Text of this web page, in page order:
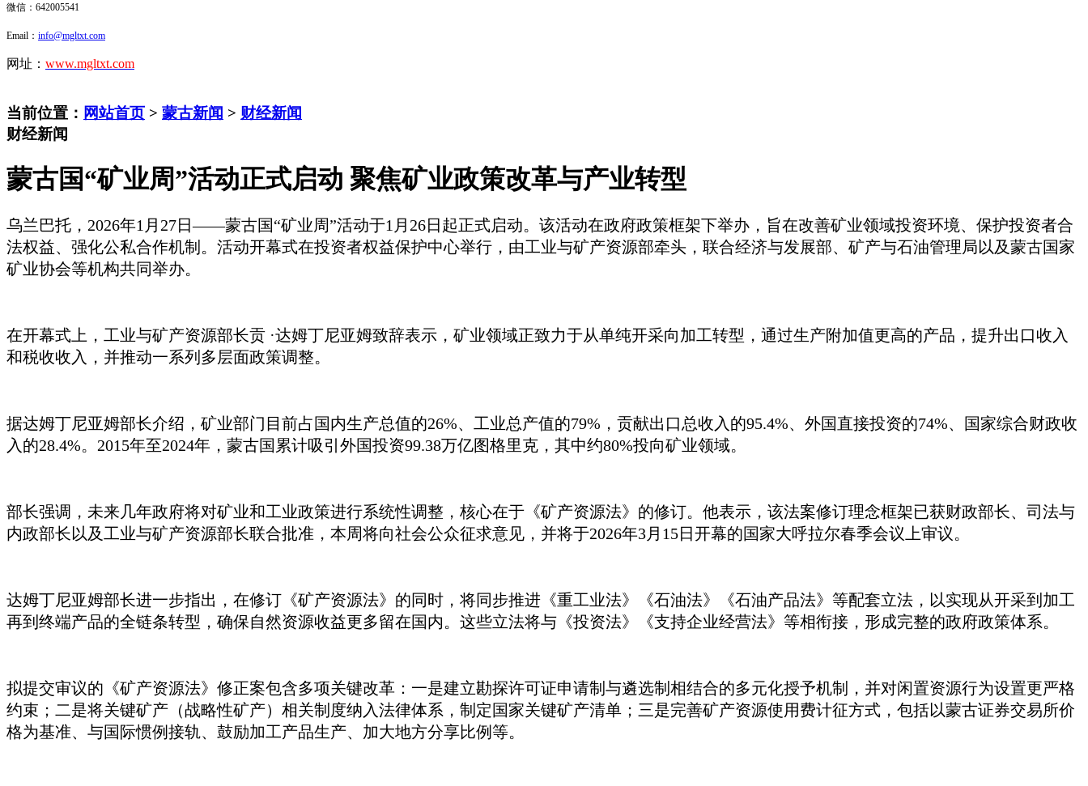
微信： 642005541
Email： info@mgltxt.com
网址： www.mgltxt.com
当前位置： 网站首页 > 蒙古新闻 > 财经新闻
财经新闻
蒙古国“矿业周”活动正式启动 聚焦矿业政策改革与产业转型
乌兰巴托， 2026年1月27日——蒙古国“矿业周”活动于1月26日起正式启动。该活动在政府政策框架下举办，旨在改善矿业领域投资环境、保护投资者合
法权益、强化公私合作机制。活动开幕式在投资者权益保护中心举行，由工业与矿产资源部牵头，联合经济与发展部、矿产与石油管理局以及蒙古国家
矿业协会等机构共同举办。
在开幕式上，工业与矿产资源部长贡 ·达姆丁尼亚姆致辞表示，矿业领域正致力于从单纯开采向加工转型，通过生产附加值更高的产品，提升出口收入
和税收收入，并推动一系列多层面政策调整。
据达姆丁尼亚姆部长介绍，矿业部门目前占国内生产总值的26%、工业总产值的79%，贡献出口总收入的95.4%、外国直接投资的74%、国家综合财政收
入的28.4%。2015年至2024年，蒙古国累计吸引外国投资99.38万亿图格里克，其中约80%投向矿业领域。
部长强调，未来几年政府将对矿业和工业政策进行系统性调整，核心在于《矿产资源法》的修订。他表示，该法案修订理念框架已获财政部长、司法与
内政部长以及工业与矿产资源部长联合批准，本周将向社会公众征求意见，并将于2026年3月15日开幕的国家大呼拉尔春季会议上审议。
达姆丁尼亚姆部长进一步指出，在修订《矿产资源法》的同时，将同步推进《重工业法》《石油法》《石油产品法》等配套立法，以实现从开采到加工
再到终端产品的全链条转型，确保自然资源收益更多留在国内。这些立法将与《投资法》《支持企业经营法》等相衔接，形成完整的政府政策体系。
拟提交审议的《矿产资源法》修正案包含多项关键改革：一是建立勘探许可证申请制与遴选制相结合的多元化授予机制，并对闲置资源行为设置更严格
约束；二是将关键矿产（战略性矿产）相关制度纳入法律体系，制定国家关键矿产清单；三是完善矿产资源使用费计征方式，包括以蒙古证券交易所价
格为基准、与国际惯例接轨、鼓励加工产品生产、加大地方分享比例等。